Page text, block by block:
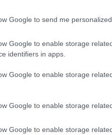
Google to send me
Google to enable storage
identifiers in apps.
Google to enable storage
Google to enable storage
Google to enable storage
fascino del Lago
Alessandro Tassinari · 4 Ago
2026